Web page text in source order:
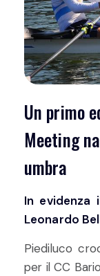
Un primo
Meeting
umbra
In evidenza
Leonardo
Piediluco
per il CC